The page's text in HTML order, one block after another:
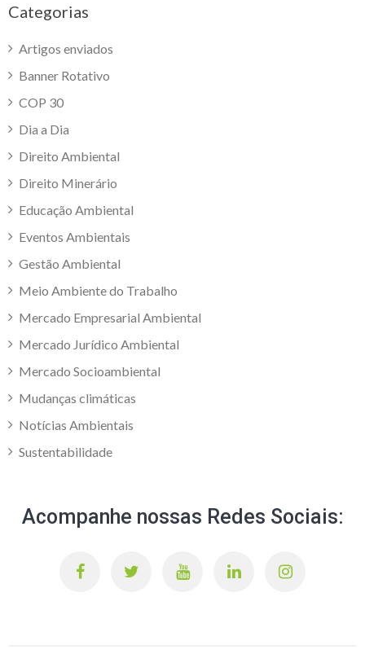
Categorias
Artigos enviados
Banner Rotativo
COP 30
Dia a Dia
Direito Ambiental
Direito Minerário
Educação Ambiental
Eventos Ambientais
Gestão Ambiental
Meio Ambiente do Trabalho
Mercado Empresarial Ambiental
Mercado Jurídico Ambiental
Mercado Socioambiental
Mudanças climáticas
Notícias Ambientais
Sustentabilidade
Acompanhe nossas Redes Sociais: